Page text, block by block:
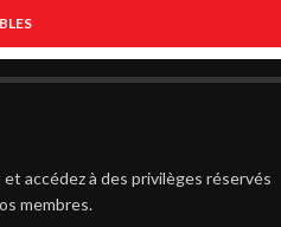
accédez à des privilèges réservés
membres.
PARAPHARMACIE CASABLANCA